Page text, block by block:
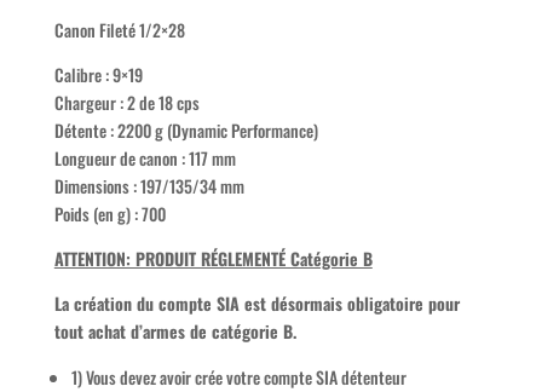
Canon Fileté 1/2×28
Calibre : 9×19
Chargeur : 2 de 18 cps
Détente : 2200 g (Dynamic Performance)
Longueur de canon : 117 mm
Dimensions : 197/135/34 mm
Poids (en g) : 700
ATTENTION: PRODUIT RÉGLEMENTÉ Catégorie B
La création du compte SIA est désormais obligatoire pour
tout achat d’armes de catégorie B.
1) Vous devez avoir crée votre compte SIA détenteur